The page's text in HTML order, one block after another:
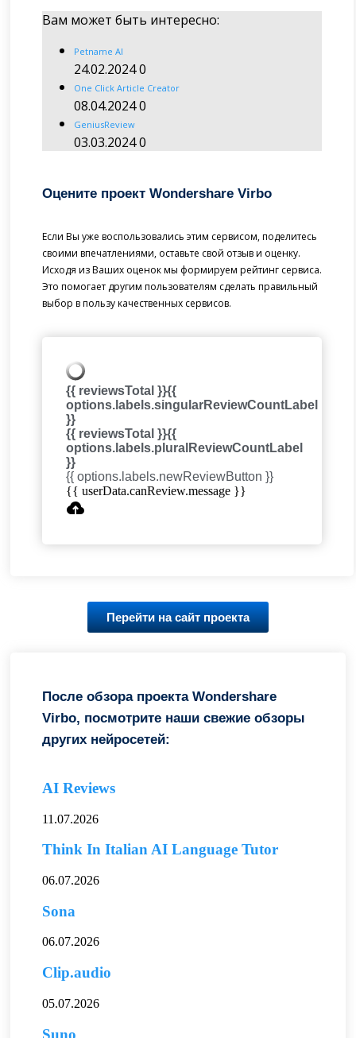
Вам может быть интересно:
Petname AI
24.02.20240
One Click Article Creator
08.04.20240
GeniusReview
03.03.20240
Оцените проект Wondershare Virbo
Если Вы уже воспользовались этим сервисом, поделитесь
своими впечатлениями, оставьте свой отзыв и оценку.
Исходя из Ваших оценок мы формируем рейтинг сервиса.
Это помогает другим пользователям сделать правильный
выбор в пользу качественных сервисов.
{{ reviewsTotal }}{{
options.labels.singularReviewCountLabel
}}
{{ reviewsTotal }}{{
options.labels.pluralReviewCountLabel
}}
{{ options.labels.newReviewButton }}
{{ userData.canReview.message }}
Перейти на сайт проекта
После обзора проекта Wondershare
Virbo, посмотрите наши свежие обзоры
других нейросетей:
AI Reviews
11.07.2026
Think In Italian AI Language Tutor
06.07.2026
Sona
06.07.2026
Clip.audio
05.07.2026
Suno